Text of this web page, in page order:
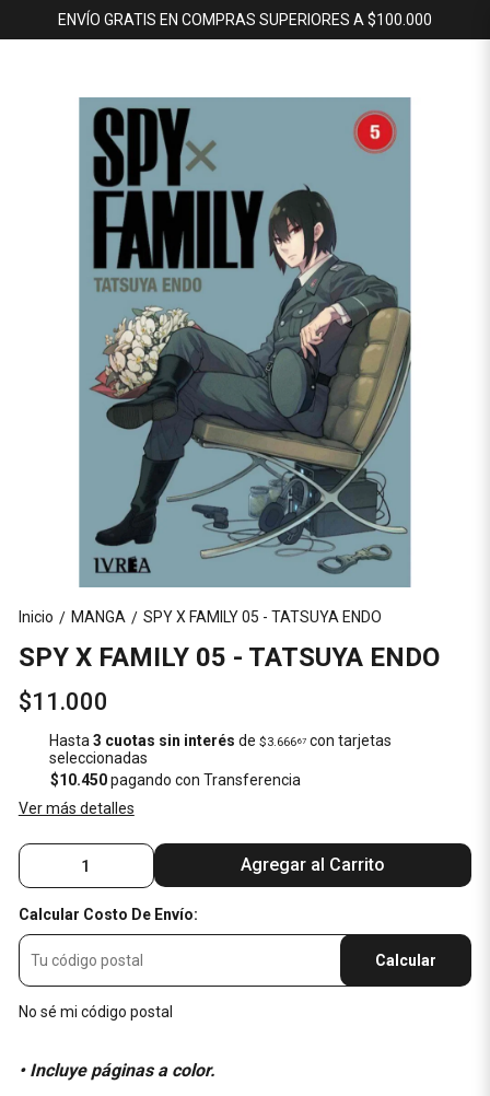
ENVÍO GRATIS EN COMPRAS SUPERIORES A $100.000
Inicio / MANGA / SPY X FAMILY 05 - TATSUYA ENDO
SPY X FAMILY 05 - TATSUYA ENDO
$11.000
Hasta 3 cuotas sin interés de $3.66667con tarjetas
seleccionadas
$10.450pagando con Transferencia
Ver más detalles
Agregar al Carrito
Calcular Costo De Envío:
Calcular
No sé mi código postal
• Incluye páginas a color.